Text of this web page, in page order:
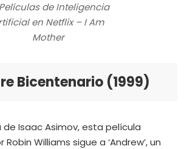
de Inteligencia
en Netflix – I Am
Mother
Bicentenario (1999)
Isaac Asimov, esta película
Williams sigue a ‘Andrew’, un